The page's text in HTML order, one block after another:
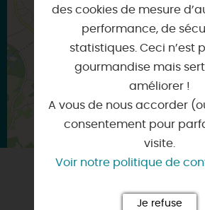
Itinéraire vers
Leaflet| Map data ©
VOUS AIMEREZ
des cookies de mesure
performance, de
statistiques. Ceci n’est
gourmandise mais
améliorer !
A vous de nous accorder
consentement pour
visite.
Voir notre politique de
Je refuse